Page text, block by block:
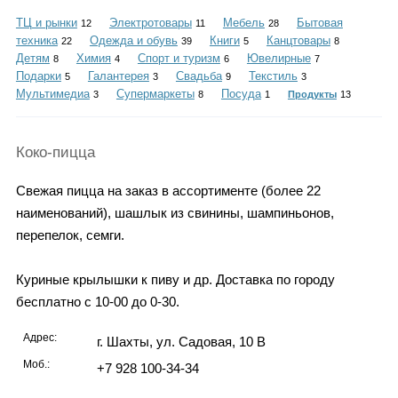
Инфо
Фотогалерея
ТЦ и рынки 12 Электротовары 11 Мебель 28
Бытовая
техника 22 Одежда и обувь 39 Книги 5 Канцтовары 8
Детям 8 Химия 4 Спорт и туризм 6 Ювелирные 7
Подарки 5 Галантерея 3 Свадьба 9 Текстиль 3
Мультимедиа 3 Супермаркеты 8 Посуда 1 Продукты 13
Коко-пицца
Свежая пицца на заказ в ассортименте (более 22
наименований), шашлык из свинины, шампиньонов,
перепелок, семги.
Куриные крылышки к пиву и др. Доставка по городу
бесплатно с 10-00 до 0-30.
Адрес: г. Шахты, ул. Садовая, 10 В
Моб.: +7 928 100-34-34